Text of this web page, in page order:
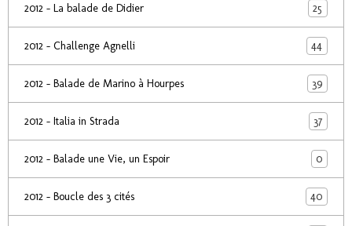
2012 - La balade de Didier 25
2012 - Challenge Agnelli 44
2012 - Balade de Marino à Hourpes 39
2012 - Italia in Strada 37
2012 - Balade une Vie, un Espoir 0
2012 - Boucle des 3 cités 40